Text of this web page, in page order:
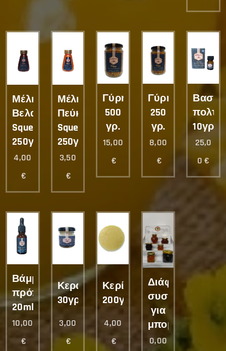
Μέλι
Βελανιδιάς
Squeeze
250γρ.
4,00
€
Μέλι
Πεύκου
Squeeze
250γρ.
3,50
€
Γύρη
500
γρ.
15,00
€
Γύρη
250
γρ.
8,00
€
10γρ.
25,0
0 €
Βάμμα
πρόπολης
20ml
10,00
€
Κεραλοιφή
30γρ.
3,00
€
Κερί
200γρ.
4,00
€
Διάφορες
συσκευασίες
για
μπομπονιέρες
0,00